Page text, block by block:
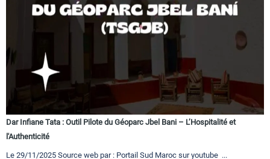
Dar Infiane Tata : Outil Pilote du Géoparc Jbel Bani – L’Hospitalité et
l'Authenticité
Le 29/11/2025 Source web par : Portail Sud Maroc sur youtube ...